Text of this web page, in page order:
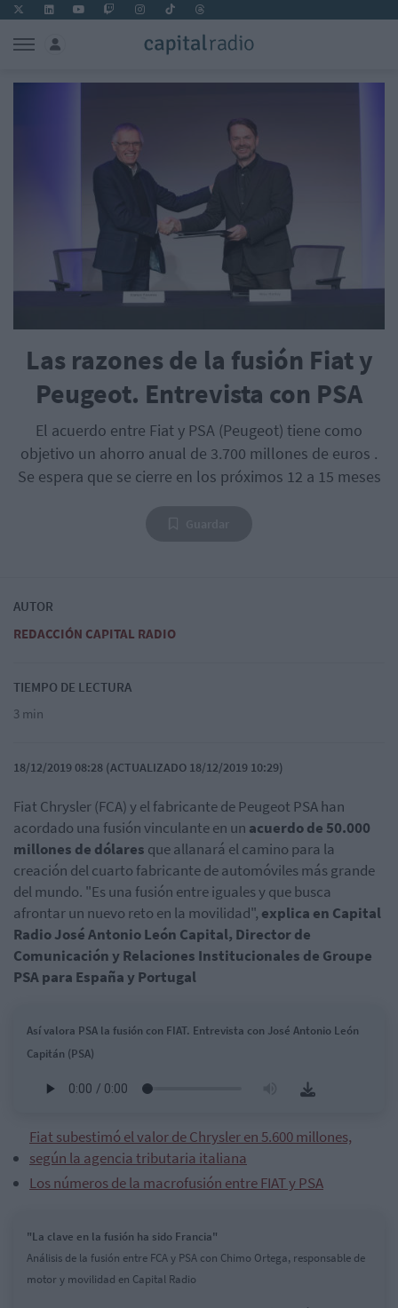
Las razones de la fusión Fiat y
Peugeot. Entrevista con PSA
El acuerdo entre Fiat y PSA (Peugeot) tiene como
objetivo un ahorro anual de 3.700 millones de euros .
Se espera que se cierre en los próximos 12 a 15 meses
AUTOR
REDACCIÓN CAPITAL RADIO
TIEMPO DE LECTURA
3 min
18/12/2019 08:28 (ACTUALIZADO 18/12/2019 10:29)
Fiat Chrysler (FCA) y el fabricante de Peugeot PSA han
acordado una fusión vinculante en un acuerdo de 50.000
millones de dólares que allanará el camino para la
creación del cuarto fabricante de automóviles más grande
del mundo. "Es una fusión entre iguales y que busca
afrontar un nuevo reto en la movilidad", explica en Capital
Radio José Antonio León Capital, Director de
Comunicación y Relaciones Institucionales de Groupe
PSA para España y Portugal
Así valora PSA la fusión con FIAT. Entrevista con José Antonio León
Capitán (PSA)
Fiat subestimó el valor de Chrysler en 5.600 millones,
según la agencia tributaria italiana
Los números de la macrofusión entre FIAT y PSA
"La clave en la fusión ha sido Francia"
Análisis de la fusión entre FCA y PSA con Chimo Ortega, responsable de
motor y movilidad en Capital Radio